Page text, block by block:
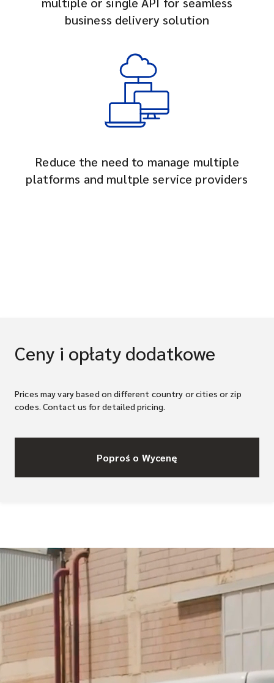
business delivery solution
Reduce the need to manage multiple
platforms and multple service providers
Ceny i opłaty dodatkowe
Prices may vary based on different country or cities or zip
codes. Contact us for detailed pricing.
Poproś o Wycenę